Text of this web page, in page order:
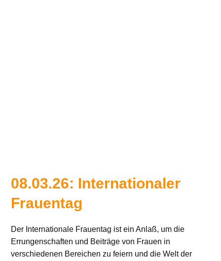
08.03.26: Internationaler
Frauentag
Der Internationale Frauentag ist ein Anlaß, um die
Errungenschaften und Beiträge von Frauen in
verschiedenen Bereichen zu feiern und die Welt der